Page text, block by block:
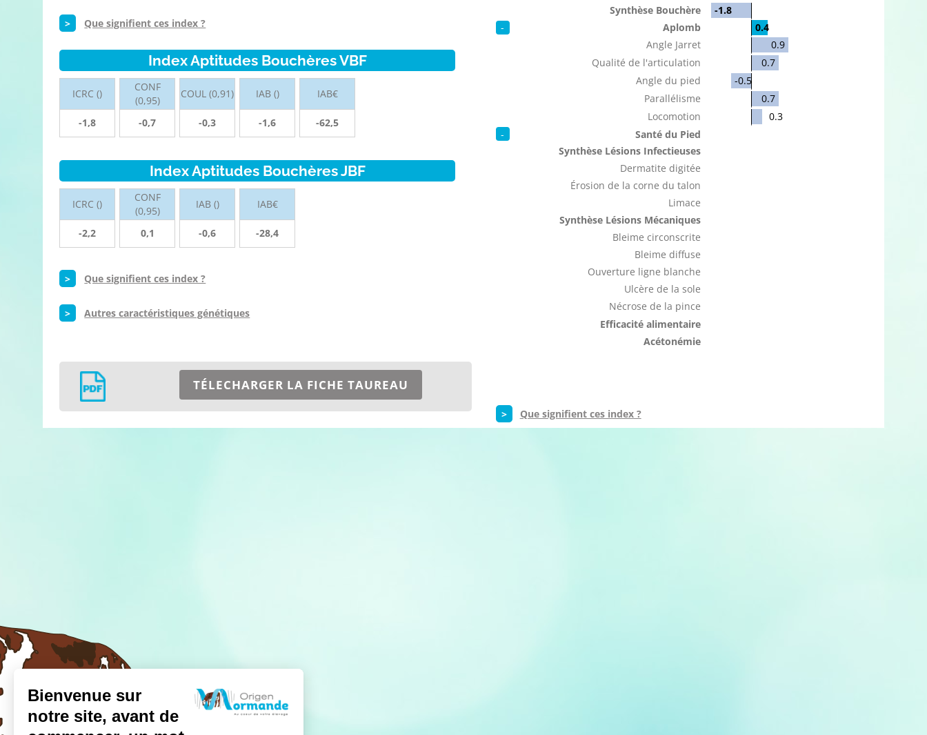
> Que signifient ces index ?
Index Aptitudes Bouchères VBF
ICRC ()
-1,8
CONF
(0,95)
-0,7
COUL (0,91)
-0,3
IAB ()
-1,6
IAB€
-62,5
Index Aptitudes Bouchères JBF
ICRC ()
-2,2
CONF
(0,95)
0,1
IAB ()
-0,6
IAB€
-28,4
> Que signifient ces index ?
> Autres caractéristiques génétiques
TÉLECHARGER LA FICHE TAUREAU
Synthèse Bouchère
-1.8
-
Aplomb
0.4
Angle Jarret
0.9
Qualité de l'articulation
0.7
Angle du pied
-0.5
Parallélisme
0.7
Locomotion
0.3
-
Santé du Pied
Synthèse Lésions Infectieuses
Dermatite digitée
Érosion de la corne du talon
Limace
Synthèse Lésions Mécaniques
Bleime circonscrite
Bleime diffuse
Ouverture ligne blanche
Ulcère de la sole
Nécrose de la pince
Efficacité alimentaire
Acétonémie
> Que signifient ces index ?